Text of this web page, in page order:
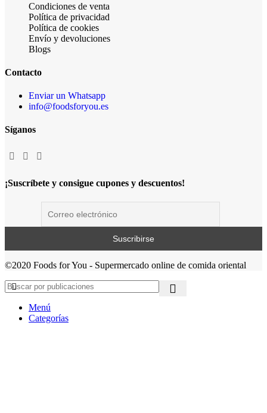
Condiciones de venta
Política de privacidad
Política de cookies
Envío y devoluciones
Blogs
Contacto
Enviar un Whatsapp
info@foodsforyou.es
Síganos
¡Suscríbete y consigue cupones y descuentos!
©2020 Foods for You - Supermercado online de comida oriental
Menú
Categorías